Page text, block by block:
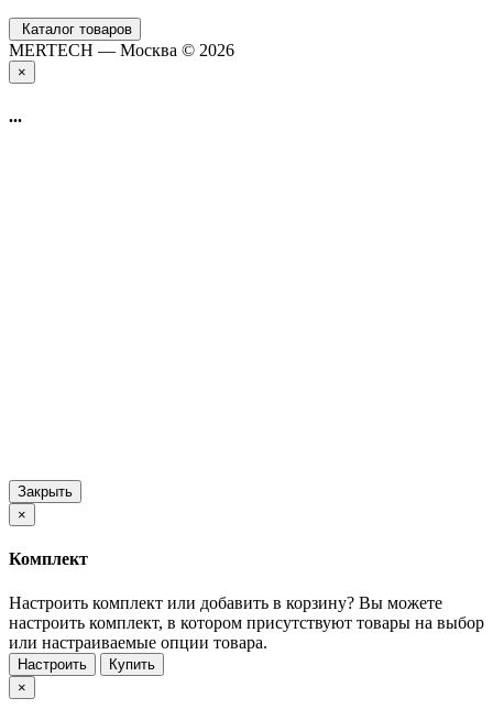
Каталог товаров
MERTECH — Москва © 2026
×
...
Закрыть
×
Комплект
Настроить комплект или добавить в корзину? Вы можете
настроить комплект, в котором присутствуют товары на выбор
или настраиваемые опции товара.
Настроить
Купить
×